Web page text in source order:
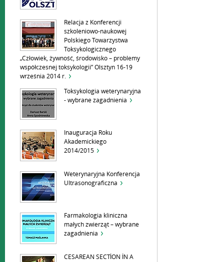
Relacja z Konferencji
szkoleniowo-naukowej
Polskiego Towarzystwa
Toksykologicznego
„Człowiek, żywność, środowisko – problemy
współczesnej toksykologii” Olsztyn 16-19
września 2014 r.
Toksykologia weterynaryjna
- wybrane zagadnienia
Inauguracja Roku
Akademickiego
2014/2015
Weterynaryjna Konferencja
Ultrasonograficzna
Farmakologia kliniczna
małych zwierząt – wybrane
zagadnienia
CESAREAN SECTİON İN A